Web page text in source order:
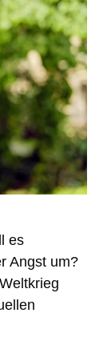
es
Angst um?